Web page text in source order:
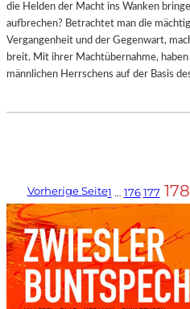
die Helden der Macht ins Wanken
aufbrechen? Betrachtet man die
Vergangenheit und der Gegenwart,
breit. Mit ihrer Machtübernahme,
männlichen Herrschens auf der Basis
Vorherige Seite1 … 176 177 178